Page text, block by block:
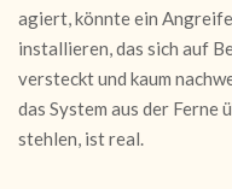
agiert, könnte ein
installieren, das sich auf
versteckt und kaum
das System aus der Ferne
stehlen, ist real.